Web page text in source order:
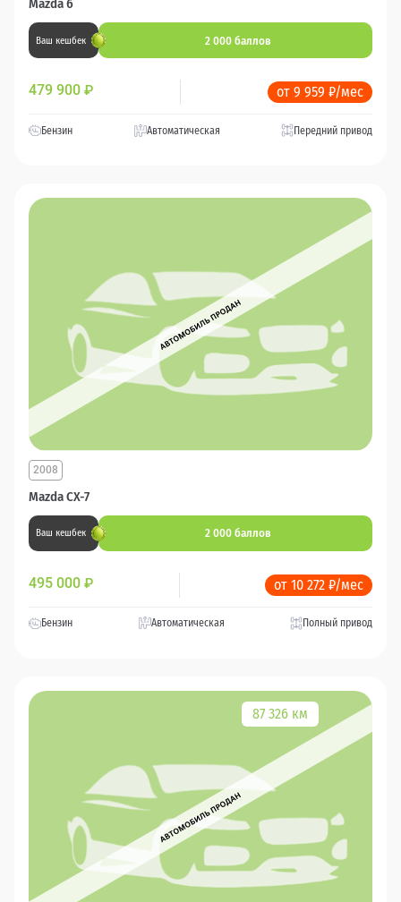
Mazda 6
Ваш кешбек 2 000 баллов
479 900 ₽ от 9 959 ₽/мес
Бензин Автоматическая Передний привод
Mazda CX-7
2008
Ваш кешбек 2 000 баллов
495 000 ₽ от 10 272 ₽/мес
Бензин Автоматическая Полный привод
87 326 км